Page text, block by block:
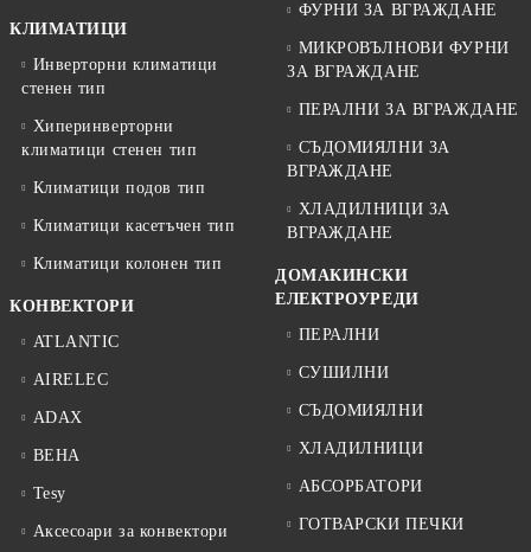
КЛИМАТИЦИ
Инверторни климатици
стенен тип
Хиперинверторни
климатици стенен тип
Климатици подов тип
Климатици касетъчен тип
Климатици колонен тип
КОНВЕКТОРИ
ATLANTIC
AIRELEC
ADAX
BEHA
Tesy
Аксесоари за конвектори
ФУРНИ ЗА ВГРАЖДАНЕ
МИКРОВЪЛНОВИ ФУРНИ
ЗА ВГРАЖДАНЕ
ПЕРАЛНИ ЗА ВГРАЖДАНЕ
СЪДОМИЯЛНИ ЗА
ВГРАЖДАНЕ
ХЛАДИЛНИЦИ ЗА
ВГРАЖДАНЕ
ДОМАКИНСКИ
ЕЛЕКТРОУРЕДИ
ПЕРАЛНИ
СУШИЛНИ
СЪДОМИЯЛНИ
ХЛАДИЛНИЦИ
АБСОРБАТОРИ
ГОТВАРСКИ ПЕЧКИ